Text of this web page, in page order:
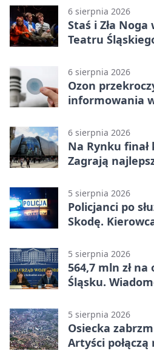
rundy
6 sierpnia 2026
Staś i Zła
Teatru
6 sierpnia 2026
Ozon
informowania
6 sierpnia 2026
Na Rynku finał
Zagrają
5 sierpnia 2026
Policjanci po
Skodę.
5 sierpnia 2026
564,7 mln zł
Śląsku.
5 sierpnia 2026
Osiecka
Artyści